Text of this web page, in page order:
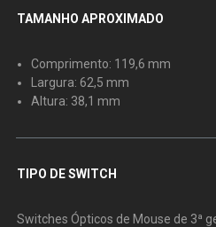
TAMANHO APROXIMADO
Comprimento: 119,6 mm
Largura: 62,5 mm
Altura: 38,1 mm
TIPO DE SWITCH
Switches Ópticos de Mouse de 3ª